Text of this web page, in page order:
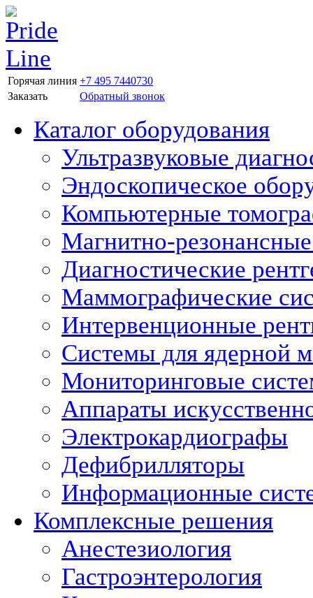
Горячая линия +7 495 7440730
Заказать
Обратный звонок
Каталог оборудования
Ультразвуковые
Эндоскопическое
Компьютерные
Магнитно-
Диагностические
Маммографические
Интервенционные
Системы для ядерной
Мониторинговые
Аппараты
Электрокардиографы
Дефибрилляторы
Информационные
Комплексные решения
Анестезиология
Гастроэнтерология